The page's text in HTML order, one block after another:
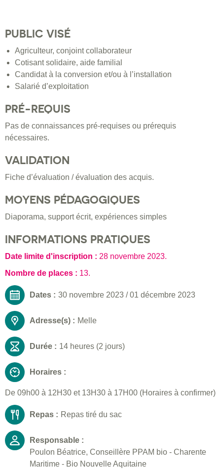
PUBLIC VISÉ
Agriculteur, conjoint collaborateur
Cotisant solidaire, aide familial
Candidat à la conversion et/ou à l’installation
Salarié d’exploitation
PRÉ-REQUIS
Pas de connaissances pré-requises ou prérequis
nécessaires.
VALIDATION
Fiche d’évaluation / évaluation des acquis.
MOYENS PÉDAGOGIQUES
Diaporama, support écrit, expériences simples
INFORMATIONS PRATIQUES
Date limite d'inscription : 28 novembre 2023.
Nombre de places : 13.
Dates : 30 novembre 2023 /01 décembre 2023
Adresse(s) : Melle
Durée : 14 heures (2 jours)
Horaires :
De 09h00 à 12H30 et 13H30 à 17H00 (Horaires à confirmer)
Repas : Repas tiré du sac
Responsable :
Poulon Béatrice, Conseillère PPAM bio - Charente
Maritime - Bio Nouvelle Aquitaine